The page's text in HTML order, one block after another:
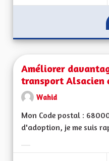
Améliorer
transport
Wahid
Mon Code postal :
d'adoption, je me suis